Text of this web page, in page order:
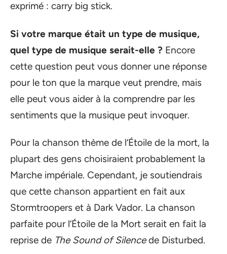
exprimé : carry big stick.
Si votre marque était un type de musique,
quel type de musique serait-elle ? Encore
cette question peut vous donner une réponse
pour le ton que la marque veut prendre, mais
elle peut vous aider à la comprendre par les
sentiments que la musique peut invoquer.
Pour la chanson thème de l’Étoile de la mort, la
plupart des gens choisiraient probablement la
Marche impériale. Cependant, je soutiendrais
que cette chanson appartient en fait aux
Stormtroopers et à Dark Vador. La chanson
parfaite pour l’Étoile de la Mort serait en fait la
reprise de The Sound of Silencede Disturbed.